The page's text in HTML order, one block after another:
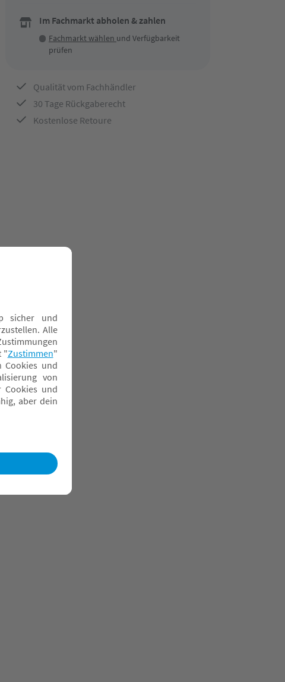
Im Fachmarkt abholen & zahlen
Fachmarkt wählen und Verfügbarkeit
prüfen
Qualität vom Fachhändler
30 Tage Rückgaberecht
Kostenlose Retoure
Latzhosen
Schlupfhosen
Strickhosen